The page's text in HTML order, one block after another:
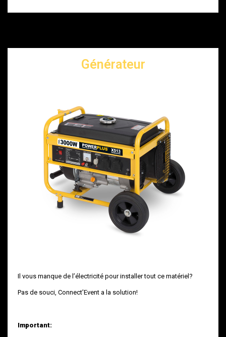
Générateur
Il vous manque de l’électricité pour installer tout ce matériel?
Pas de souci, Connect’Event a la solution!
Important: